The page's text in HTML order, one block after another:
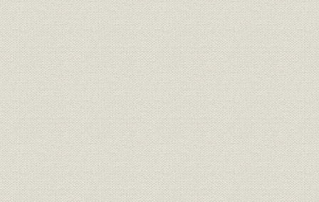
広告宣伝 いとう呉服店少年音楽隊変遷図
23年)
組織 職制(1913年) 1913年(大
販売 会社設立時の売場構成 1910年(明
販売 売場構成 1918年(
商品 商品部門制度 1920年(大
売上;事業所
上野店 食料品と全店の売上高推
1918年(